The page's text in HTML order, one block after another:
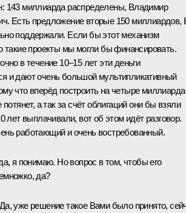
143 миллиарда распределены, Владимир
Есть предложение вторые 150 миллиардов,
поддержали. Если бы этот механизм
такие проекты мы могли бы финансировать.
в течение 10–15 лет эти деньги
и дают очень большой мультипликативный
что вперёд построить на четыре миллиарда
потянет, а так за счёт облигаций они бы взяли
лет выплачивали, вот об этом идёт разговор.
работающий и очень востребованный.
я понимаю. Но вопрос в том, чтобы его
да?
Да, уже решение такое Вами было принято,